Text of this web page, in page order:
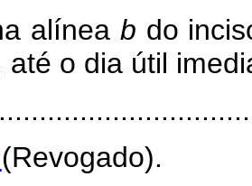
alínea b do
até o dia útil
(Revogado).